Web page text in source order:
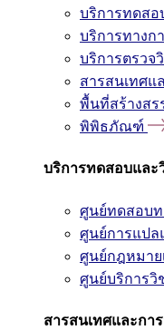
บริการทดสอ
บริการทางก
บริการตรวจ
สารสนเทศแ
พื้นที่สร้างสร
พิพิธภัณฑ์
บริการทดสอบและ
ศูนย์ทดสอบท
ศูนย์การแปล
ศูนย์กฎหมา
ศูนย์บริการวิ
สารสนเทศและกา